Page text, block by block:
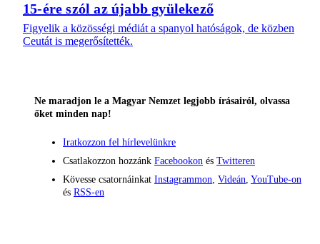
15-ére szól az újabb gyülekező
Figyelik a közösségi médiát a spanyol hatóságok, de közben
Ceutát is megerősítették.
Ne maradjon le a Magyar Nemzet legjobb írásairól, olvassa
őket minden nap!
Iratkozzon fel hírlevelünkre
Csatlakozzon hozzánk Facebookon és Twitteren
Kövesse csatornáinkat Instagrammon, Videán, YouTube-on
és RSS-en